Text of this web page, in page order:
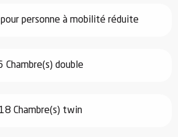
pour personne à mobilité réduite
Chambre(s) double
Chambre(s) twin